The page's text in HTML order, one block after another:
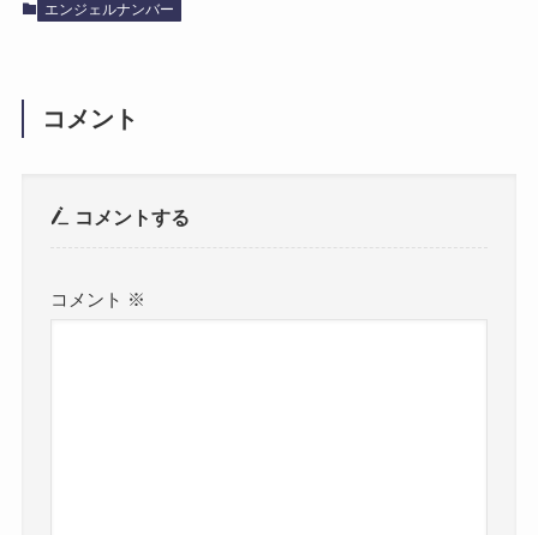
エンジェルナンバー
コメント
コメントする
コメント ※